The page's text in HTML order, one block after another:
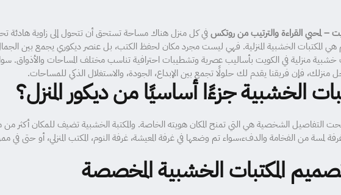
– لمحبي القراءة والترتيب من روتكسفي كل منزل هناك مساحة تستحق أن تتحول إلى زاوية
هي المكتبات الخشبية المنزلية. فهي ليست مجرد مكان لحفظ الكتب، بل عنصر ديكوري يجمع بين
منزلية في الكويت بأساليب عصرية وتشطيبات احترافية تناسب مختلف المساحات والأذواق.
فإن فريقنا يقدم لك حلولًا تجمع بين الإبداع، الجودة، والاستغلال الذكي للمساحات.
الخشبية جزءًا أساسيًا من ديكور المنزل؟
التفاصيل الشخصية هي التي تمنح المكان هويته الخاصة. والمكتبة الخشبية تضيف للمكان
لمسة من الفخامة والدفء،سواء تم وضعها في غرفة المعيشة، غرفة النوم، المكتب المنزلي، أو حتى
المكتبات الخشبية المخصصة